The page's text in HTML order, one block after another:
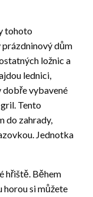
tohoto
dům
ložnic a
lednici,
vybavené
Tento
do zahrady,
Jednotka
hřiště. Během
horou si můžete